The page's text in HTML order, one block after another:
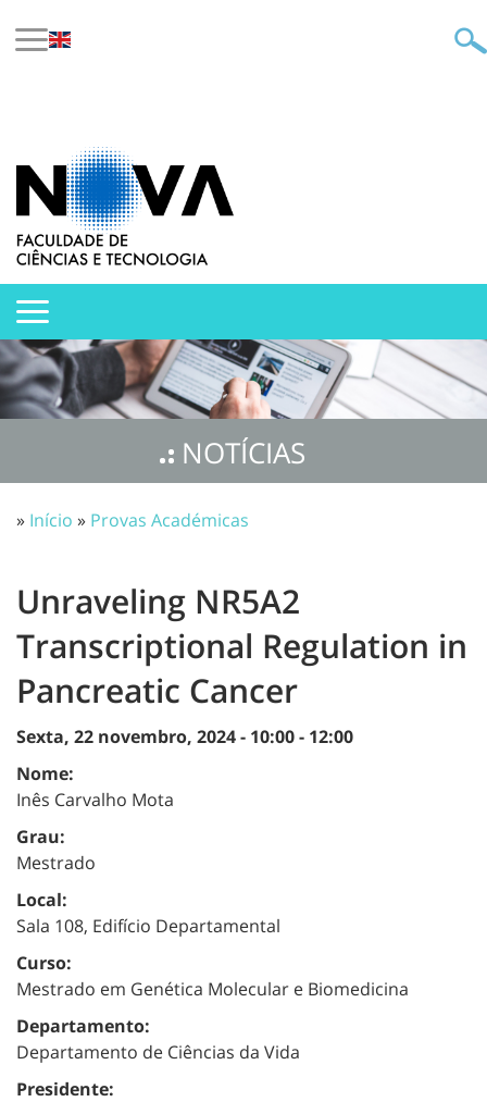
NOTÍCIAS
» Início » Provas Académicas
Unraveling NR5A2
Transcriptional Regulation in
Pancreatic Cancer
Sexta, 22 novembro, 2024 - 10:00- 12:00
Nome:
Inês Carvalho Mota
Grau:
Mestrado
Local:
Sala 108, Edifício Departamental
Curso:
Mestrado em Genética Molecular e Biomedicina
Departamento:
Departamento de Ciências da Vida
Presidente: